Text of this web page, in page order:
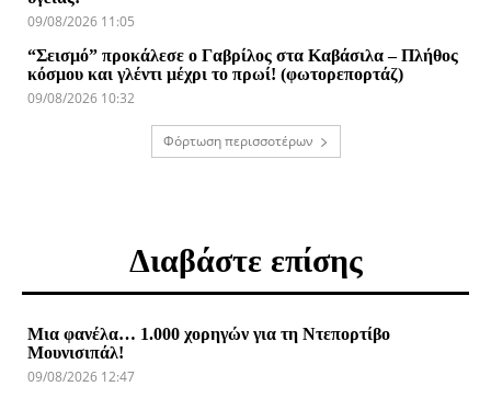
09/08/2026 11:05
“Σεισμό” προκάλεσε ο Γαβρίλος στα Καβάσιλα – Πλήθος
κόσμου και γλέντι μέχρι το πρωί! (φωτορεπορτάζ)
09/08/2026 10:32
Φόρτωση περισσοτέρων
Διαβάστε επίσης
Μια φανέλα… 1.000 χορηγών για τη Ντεπορτίβο
Μουνισιπάλ!
09/08/2026 12:47